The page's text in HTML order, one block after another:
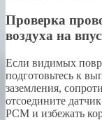
Проверка
воздуха на
Если видимых
подготовьтесь к
заземления,
отсоедините
PCM и избежать